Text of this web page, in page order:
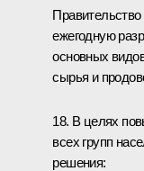
ежегодную
основных
сырья и
18. В целях
всех групп
решения: